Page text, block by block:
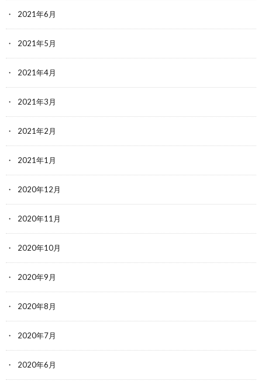
2021年6月
2021年5月
2021年4月
2021年3月
2021年2月
2021年1月
2020年12月
2020年11月
2020年10月
2020年9月
2020年8月
2020年7月
2020年6月